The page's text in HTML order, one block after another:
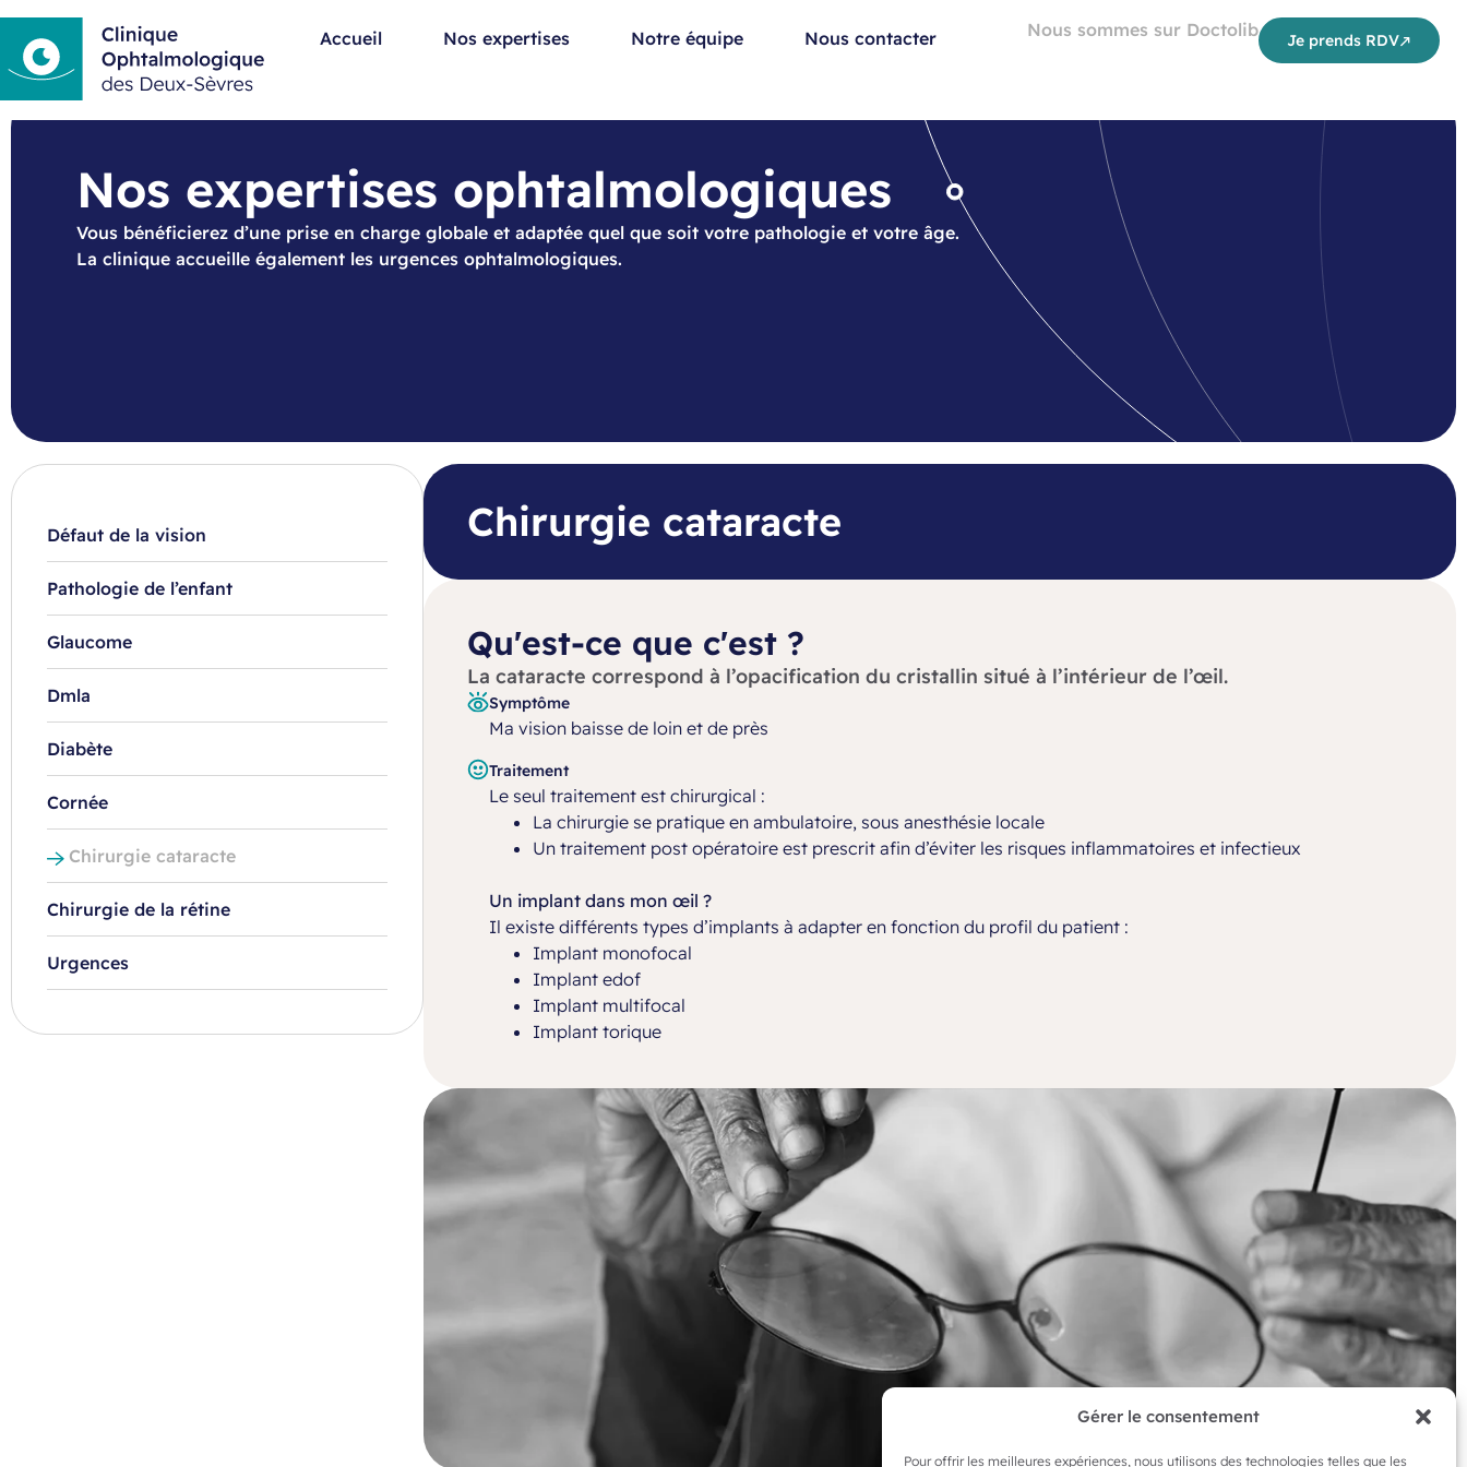
Gérer le consentement
Pour offrir les meilleures expériences, nous utilisons des technologies telles que les
Accueil Nos expertises Notre équipe Nous contacter Nous sommes sur Doctolib Je prends RDV
Nos expertises ophtalmologiques
Vous bénéficierez d’une prise en charge globale et adaptée quel que soit votre pathologie et votre âge.
La clinique accueille également les urgences ophtalmologiques.
Défaut de la vision
Pathologie de l’enfant
Glaucome
Dmla
Diabète
Cornée
Chirurgie cataracte
Chirurgie de la rétine
Urgences
Chirurgie cataracte
Qu'est-ce que c'est ?
La cataracte correspond à l’opacification du cristallin situé à l’intérieur de l’œil.
Symptôme
Ma vision baisse de loin et de près
Traitement
Le seul traitement est chirurgical :
La chirurgie se pratique en ambulatoire, sous anesthésie locale
Un traitement post opératoire est prescrit afin d’éviter les risques inflammatoires et infectieux
Un implant dans mon œil ?
Il existe différents types d’implants à adapter en fonction du profil du patient :
Implant monofocal
Implant edof
Implant multifocal
Implant torique